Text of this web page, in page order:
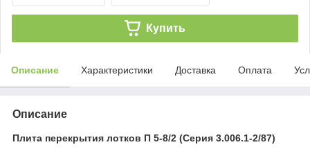
Купить
Описание Характеристики Доставка Оплата
Описание
Плита перекрытия лотков П 5-8/2 (Серия 3.006.1-2/87)